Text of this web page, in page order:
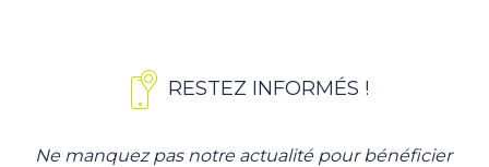
RESTEZ INFORMÉS !
Ne manquez pas notre actualité pour bénéficier